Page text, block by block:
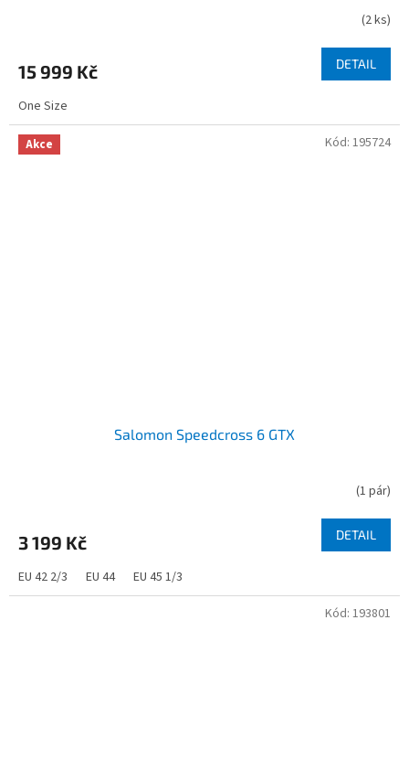
(2 ks)
15 999 Kč DETAIL
One Size
Akce
Salomon Speedcross 6 GTX
(1 pár)
3 199 Kč DETAIL
EU 42 2/3 EU 44 EU 45 1/3
Kód: 195724
Kód: 193801